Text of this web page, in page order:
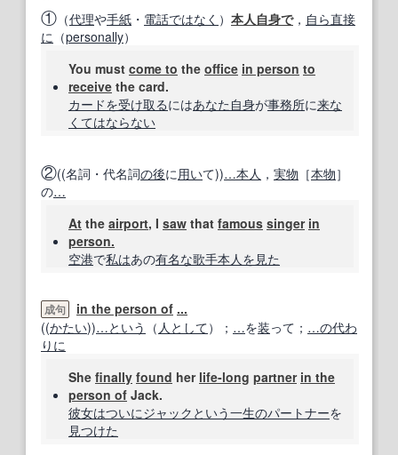
① （代理や手紙 ・ 電話ではなく ） 本人 自身で， 自ら直接
に （personally）
You must come to the office in person to
receive the card.
カードを受け取るにはあなた自身が事務所に来な
くてはならない
②((名詞・代名詞の後に 用いて))…本人 ， 実物 ［本物］
の…
At the airport, I saw that famous singer in
person.
空港で私はあの有名な歌手本人 を見た
成句 in the person of ...
((かたい))…という （ 人として）； …を装って； …の代わ
りに
She finally found her life‐long partner in the
person of Jack.
彼女はついにジャック という一生のパートナーを
見つけた